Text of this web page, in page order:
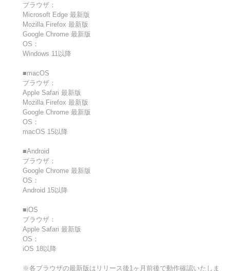
ブラウザ：
Microsoft Edge 最新版
Mozilla Firefox 最新版
Google Chrome 最新版
OS：
Windows 11以降
■macOS
ブラウザ：
Apple Safari 最新版
Mozilla Firefox 最新版
Google Chrome 最新版
OS：
macOS 15以降
■Android
ブラウザ：
Google Chrome 最新版
OS：
Android 15以降
■iOS
ブラウザ：
Apple Safari 最新版
OS：
iOS 18以降
※各ブラウザの最新版はリリース後1ヶ月前後で動作確認いたしま